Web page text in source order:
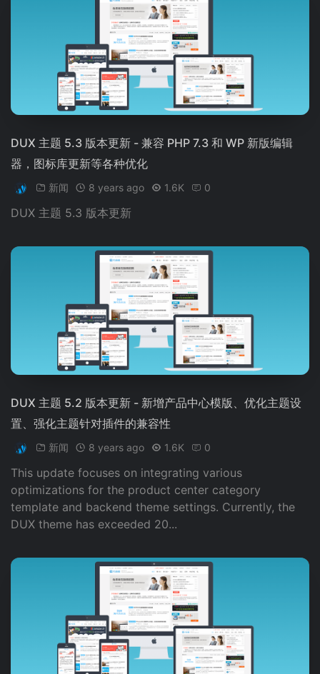
DUX 主题 5.3 版本更新 - 兼容 PHP 7.3 和 WP 新版编辑
器，图标库更新等各种优化
新闻 8 years ago 1.6K 0
DUX 主题 5.3 版本更新
DUX 主题 5.2 版本更新 - 新增产品中心模版、优化主题设
置、强化主题针对插件的兼容性
新闻 8 years ago 1.6K 0
This update focuses on integrating various
optimizations for the product center category
template and backend theme settings. Currently, the
DUX theme has exceeded 20...